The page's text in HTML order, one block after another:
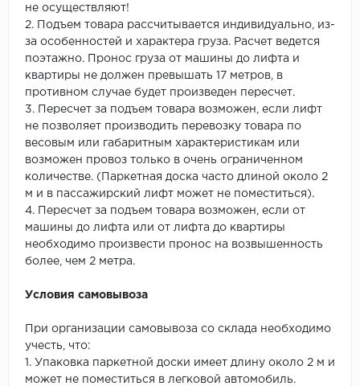
не осуществляют!
2. Подъем товара рассчитывается индивидуально, из-
за особенностей и характера груза. Расчет ведется
поэтажно. Пронос груза от машины до лифта и
квартиры не должен превышать 17 метров, в
противном случае будет произведен пересчет.
3. Пересчет за подъем товара возможен, если лифт
не позволяет производить перевозку товара по
весовым или габаритным характеристикам или
возможен провоз только в очень ограниченном
количестве. (Паркетная доска часто длиной около 2
м и в пассажирский лифт может не поместиться).
4. Пересчет за подъем товара возможен, если от
машины до лифта или от лифта до квартиры
необходимо произвести пронос на возвышенность
более, чем 2 метра.
Условия самовывоза
При организации самовывоза со склада необходимо
учесть, что:
1. Упаковка паркетной доски имеет длину около 2 м и
может не поместиться в легковой автомобиль.